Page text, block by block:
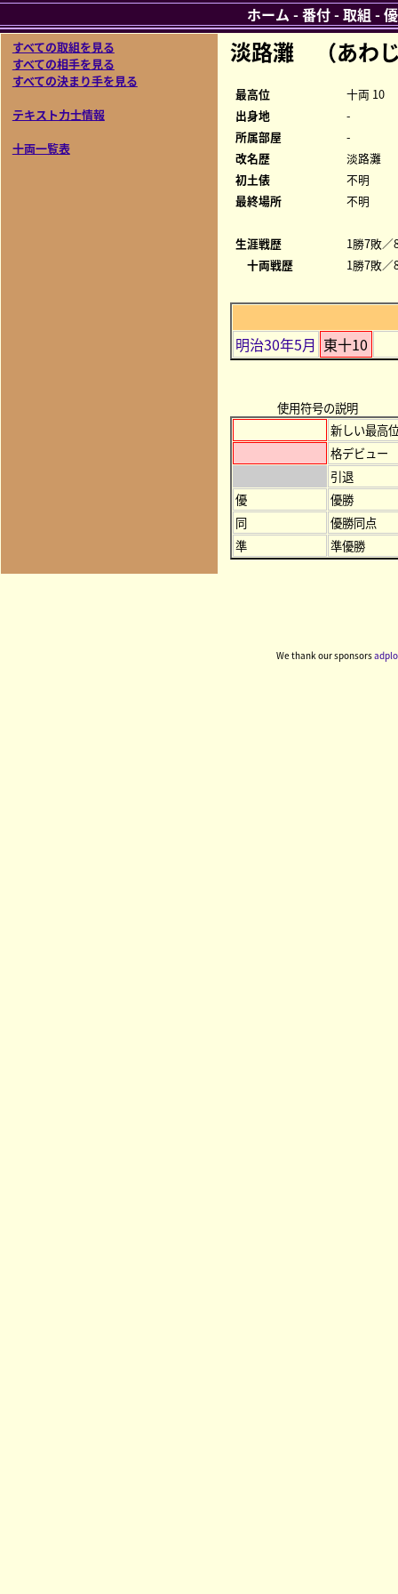
すべての取組を見る
すべての相手を見る
すべての決まり手を見る
テキスト力士情報
十両一覧表
淡路灘 （あわ
最高位
十両 10
出身地
-
所属部屋
-
改名歴
淡路灘
初土俵
不明
最終場所
不明
生涯戦歴
1勝7敗／
十両戦歴
1勝7敗／
明治30年5月 東十10
使用符号の説明
新しい最高
格デビュー
引退
優
優勝
同
優勝同点
準
準優勝
ホーム -番付-取組 -
We thank our sponsors